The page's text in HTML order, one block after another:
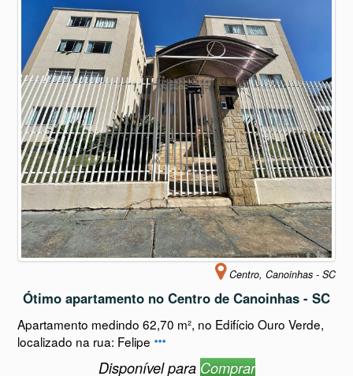
Centro, Canoinhas - SC
Ótimo apartamento no Centro de Canoinhas - SC
Apartamento medindo 62,70 m², no Edifício Ouro Verde,
localizado na rua: Felipe
Disponível para Comprar